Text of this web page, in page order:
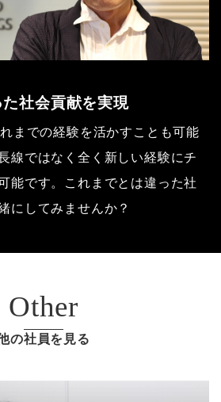
社会貢献を実現
までの経験を活かすことも可能
線ではなく全く新しい経験にチ
能です。これまでとは違った社
にしてみませんか？
Other
の社員を見る